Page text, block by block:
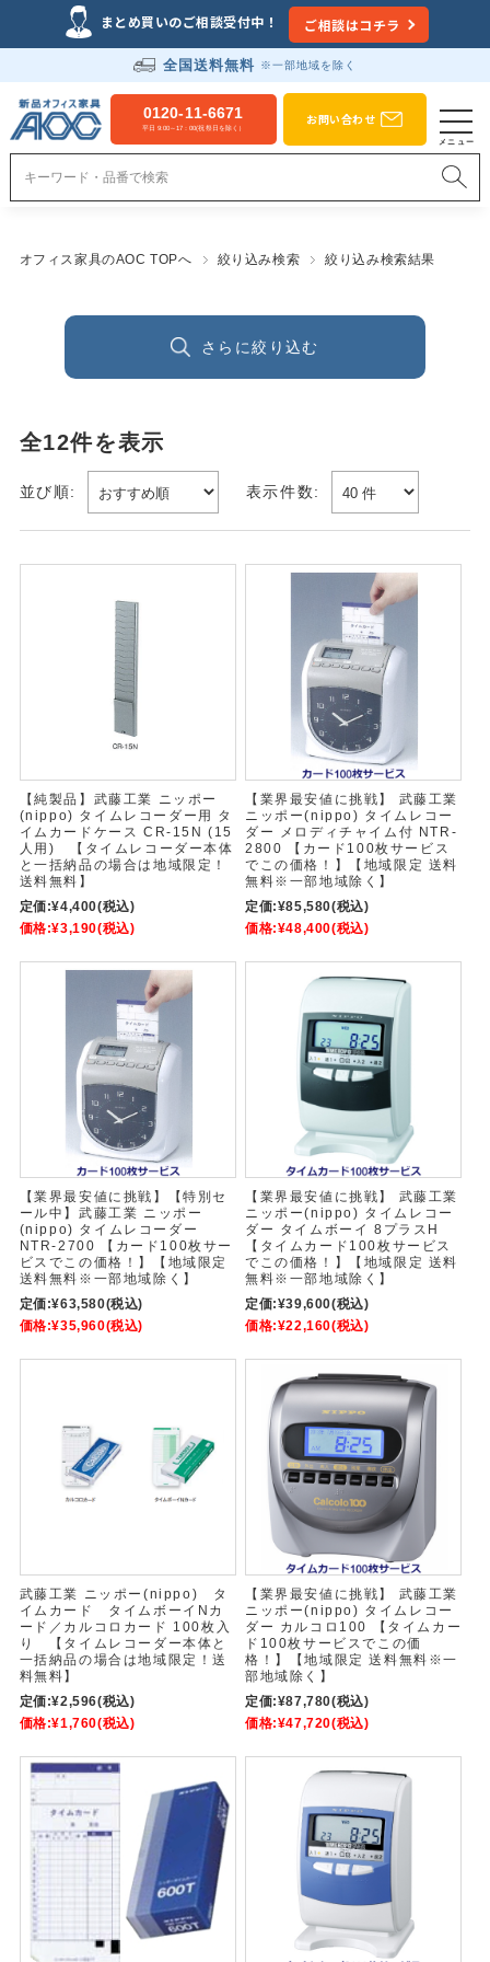
まとめ買いのご相談受付中！ ご相談はコチラ
全国送料無料 ※一部地域を除く
0120-11-6671
平日 9:00～17：00(祝祭日を除く）
お問い合わせ
オフィス家具のAOC TOPへ 絞り込み検索 絞り込み検索結果
さらに絞り込む
全12件を表示
並び順: 表示件数:
【純製品】武藤工業 ニッポー
(nippo) タイムレコーダー用 タ
イムカードケース CR-15N (15
人用) 【タイムレコーダー本体
と一括納品の場合は地域限定！
送料無料】
定価:¥4,400(税込)
価格:¥3,190(税込)
【業界最安値に挑戦】 武藤工業
ニッポー(nippo) タイムレコー
ダー メロディチャイム付 NTR-
2800 【カード100枚サービス
でこの価格！】【地域限定 送料
無料※一部地域除く】
定価:¥85,580(税込)
価格:¥48,400(税込)
【業界最安値に挑戦】【特別セ
ール中】武藤工業 ニッポー
(nippo) タイムレコーダー
NTR-2700 【カード100枚サー
ビスでこの価格！】【地域限定
送料無料※一部地域除く】
定価:¥63,580(税込)
価格:¥35,960(税込)
【業界最安値に挑戦】 武藤工業
ニッポー(nippo) タイムレコー
ダー タイムボーイ 8プラスH
【タイムカード100枚サービス
でこの価格！】【地域限定 送料
無料※一部地域除く】
定価:¥39,600(税込)
価格:¥22,160(税込)
武藤工業 ニッポー(nippo) タ
イムカード タイムボーイNカ
ード／カルコロカード 100枚入
り 【タイムレコーダー本体と
一括納品の場合は地域限定！送
料無料】
定価:¥2,596(税込)
価格:¥1,760(税込)
【業界最安値に挑戦】 武藤工業
ニッポー(nippo) タイムレコー
ダー カルコロ100 【タイムカー
ド100枚サービスでこの価
格！】【地域限定 送料無料※一
部地域除く】
定価:¥87,780(税込)
価格:¥47,720(税込)